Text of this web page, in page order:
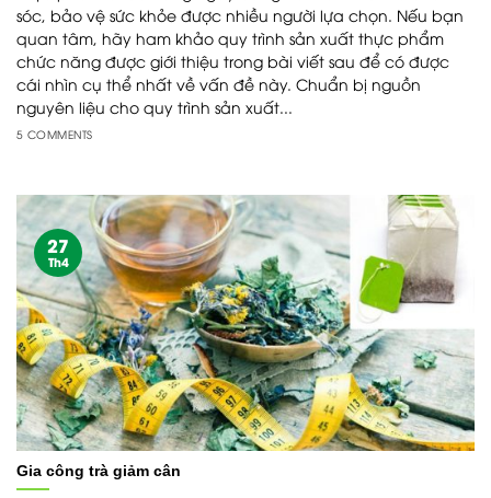
sóc, bảo vệ sức khỏe được nhiều người lựa chọn. Nếu bạn
quan tâm, hãy ham khảo quy trình sản xuất thực phẩm
chức năng được giới thiệu trong bài viết sau để có được
cái nhìn cụ thể nhất về vấn đề này. Chuẩn bị nguồn
nguyên liệu cho quy trình sản xuất...
5 COMMENTS
Gia công trà giảm cân
27
Th4